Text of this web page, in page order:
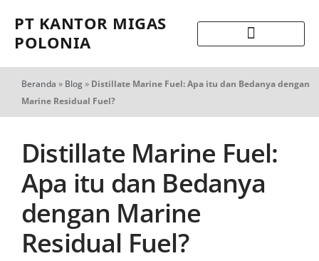
PT KANTOR MIGAS
POLONIA
Beranda » Blog» Distillate Marine Fuel: Apa itu dan Bedanya dengan
Marine Residual Fuel?
Distillate Marine Fuel:
Apa itu dan Bedanya
dengan Marine
Residual Fuel?